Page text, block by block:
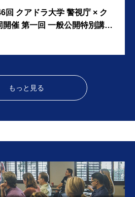
回 クアドラ大学 警視庁 × ク
開催 第一回 一般公開特別講座
もっと見る